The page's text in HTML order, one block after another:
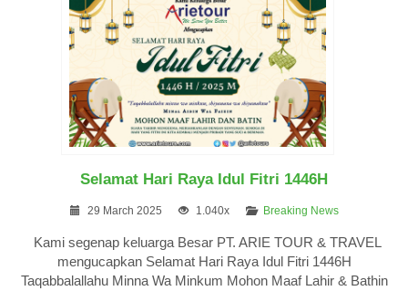
Selamat Hari Raya Idul Fitri 1446H
29 March 2025 1.040x Breaking News
Kami segenap keluarga Besar PT. ARIE TOUR & TRAVEL
mengucapkan Selamat Hari Raya Idul Fitri 1446H
Taqabbalallahu Minna Wa Minkum Mohon Maaf Lahir & Bathin